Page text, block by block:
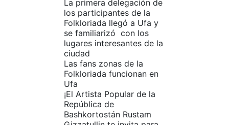
La primera delegación de
los participantes de la
Folkloriada llegó a Ufa y
se familiarizó con los
lugares interesantes de la
ciudad
Las fans zonas de la
Folkloriada funcionan en
Ufa
¡El Artista Popular de la
República de
Bashkortostán Rustam